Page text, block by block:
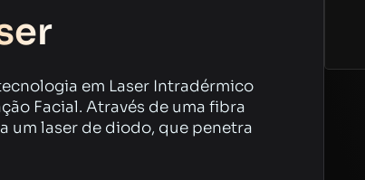
em Laser Intradérmico
Facial. Através de uma fibra
um laser de diodo, que penetra